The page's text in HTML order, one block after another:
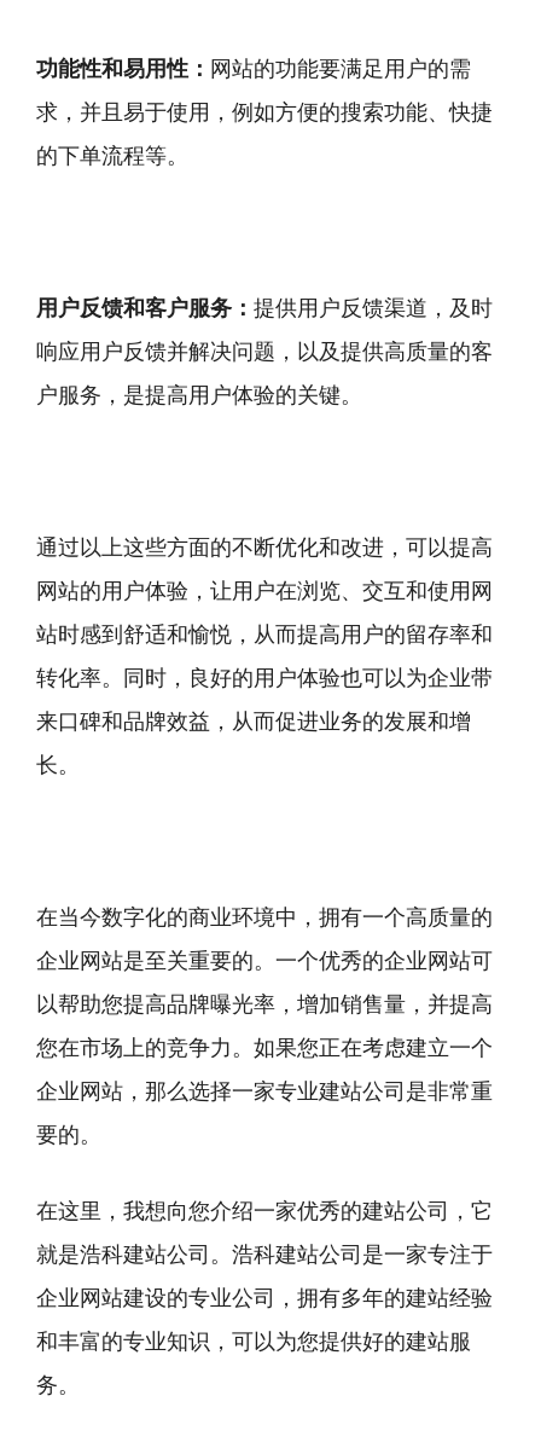
功能性和易用性： 网站的功能要满足用户的需
求，并且易于使用，例如方便的搜索功能、快捷
的下单流程等。
用户反馈和客户服务： 提供用户反馈渠道，及时
响应用户反馈并解决问题，以及提供高质量的客
户服务，是提高用户体验的关键。
通过以上这些方面的不断优化和改进，可以提高
网站的用户体验，让用户在浏览、交互和使用网
站时感到舒适和愉悦，从而提高用户的留存率和
转化率。同时，良好的用户体验也可以为企业带
来口碑和品牌效益，从而促进业务的发展和增
长。
在当今数字化的商业环境中，拥有一个高质量的
企业网站是至关重要的。一个优秀的企业网站可
以帮助您提高品牌曝光率，增加销售量，并提高
您在市场上的竞争力。如果您正在考虑建立一个
企业网站，那么选择一家专业建站公司是非常重
要的。
在这里，我想向您介绍一家优秀的建站公司，它
就是浩科建站公司。浩科建站公司是一家专注于
企业网站建设的专业公司，拥有多年的建站经验
和丰富的专业知识，可以为您提供好的建站服
务。